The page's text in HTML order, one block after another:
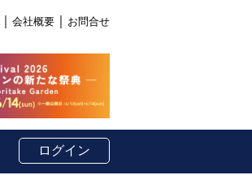
会社概要 お問合せ
ログイン